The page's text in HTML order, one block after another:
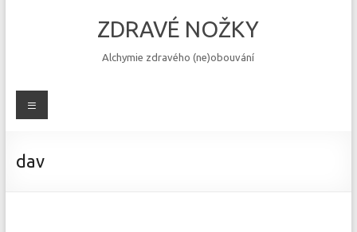
ZDRAVÉ NOŽKY
Alchymie zdravého (ne)obouvání
Menu
dav